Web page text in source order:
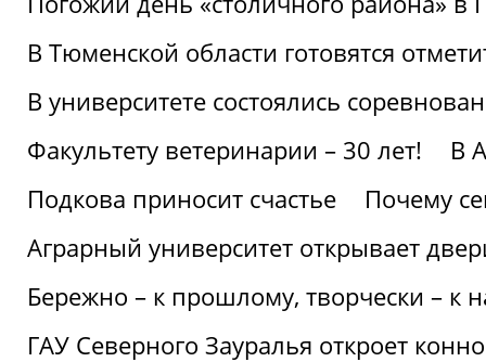
В Тюменской области готовятся
В университете состоялись
Факультету ветеринарии – 30 лет!
В
Подкова приносит счастье
Почему
Аграрный университет открывает
Бережно – к прошлому, творчески – к
ГАУ Северного Зауралья откроет